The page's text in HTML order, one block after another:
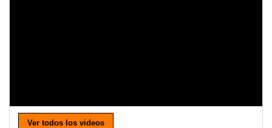
Ver todos los videos